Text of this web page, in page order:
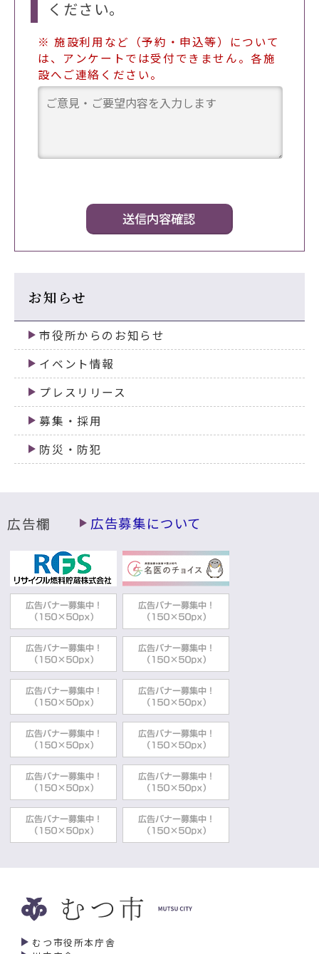
ください。
※ 施設利用など（予約・申込等）について
は、アンケートでは受付できません。各施
設へご連絡ください。
お知らせ
市役所からのお知らせ
イベント情報
プレスリリース
募集・採用
防災・防犯
広告欄 広告募集について
むつ市役所本庁舎